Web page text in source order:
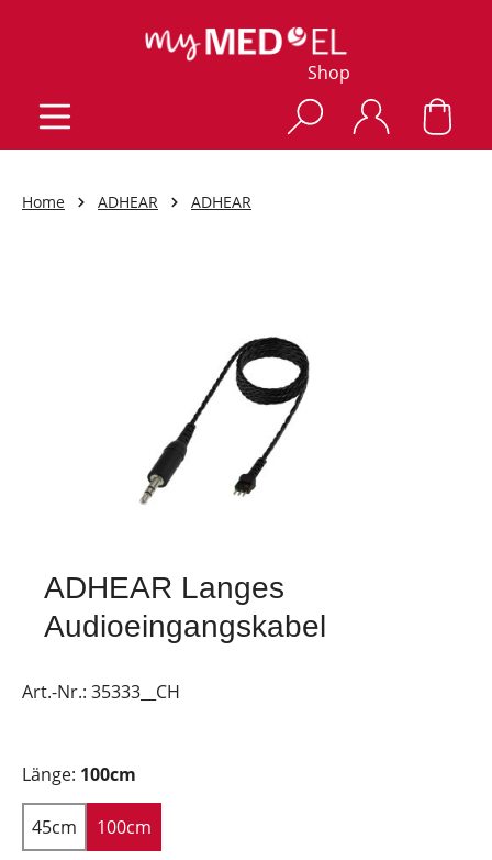
Shop
Home ADHEAR ADHEAR
ADHEAR Langes
Audioeingangskabel
Art.-Nr.: 35333__CH
Länge: 100cm
45cm 100cm